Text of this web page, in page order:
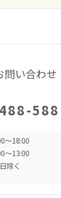
問い合わせ
588
〜18:00
〜13:00
除く